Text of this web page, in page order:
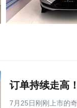
订单持续走高
7月25日刚刚上市的